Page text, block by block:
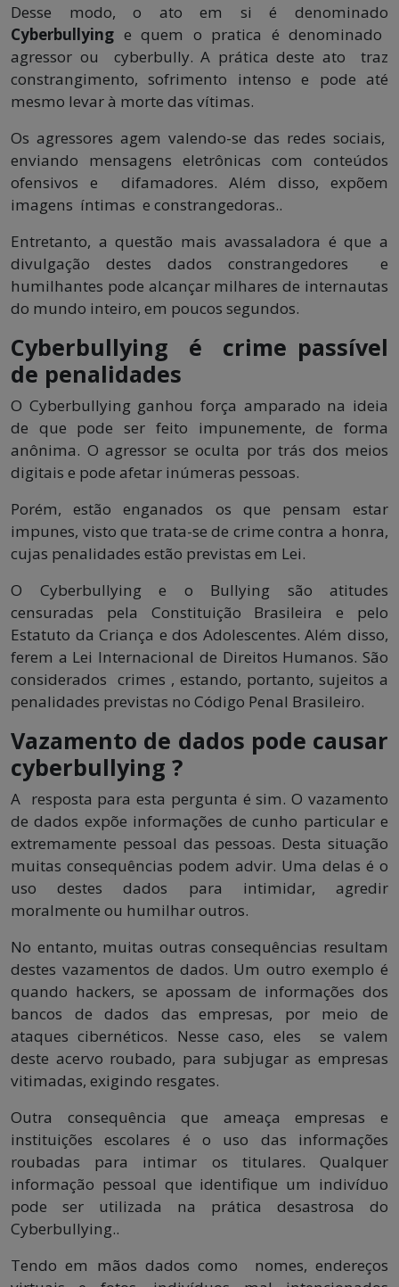
Desse modo, o ato em si é denominado
Cyberbullying e quem o pratica é denominado
agressor ou cyberbully. A prática deste ato traz
constrangimento, sofrimento intenso e pode até
mesmo levar à morte das vítimas.
Os agressores agem valendo-se das redes sociais,
enviando mensagens eletrônicas com conteúdos
ofensivos e difamadores. Além disso, expõem
imagens íntimas e constrangedoras..
Entretanto, a questão mais avassaladora é que a
divulgação destes dados constrangedores e
humilhantes pode alcançar milhares de internautas
do mundo inteiro, em poucos segundos.
Cyberbullying é crime passível
de penalidades
O Cyberbullying ganhou força amparado na ideia
de que pode ser feito impunemente, de forma
anônima. O agressor se oculta por trás dos meios
digitais e pode afetar inúmeras pessoas.
Porém, estão enganados os que pensam estar
impunes, visto que trata-se de crime contra a honra,
cujas penalidades estão previstas em Lei.
O Cyberbullying e o Bullying são atitudes
censuradas pela Constituição Brasileira e pelo
Estatuto da Criança e dos Adolescentes. Além disso,
ferem a Lei Internacional de Direitos Humanos. São
considerados crimes , estando, portanto, sujeitos a
penalidades previstas no Código Penal Brasileiro.
Vazamento de dados pode causar
cyberbullying ?
A resposta para esta pergunta é sim. O vazamento
de dados expõe informações de cunho particular e
extremamente pessoal das pessoas. Desta situação
muitas consequências podem advir. Uma delas é o
uso destes dados para intimidar, agredir
moralmente ou humilhar outros.
No entanto, muitas outras consequências resultam
destes vazamentos de dados. Um outro exemplo é
quando hackers, se apossam de informações dos
bancos de dados das empresas, por meio de
ataques cibernéticos. Nesse caso, eles se valem
deste acervo roubado, para subjugar as empresas
vitimadas, exigindo resgates.
Outra consequência que ameaça empresas e
instituições escolares é o uso das informações
roubadas para intimar os titulares. Qualquer
informação pessoal que identifique um indivíduo
pode ser utilizada na prática desastrosa do
Cyberbullying..
Tendo em mãos dados como nomes, endereços